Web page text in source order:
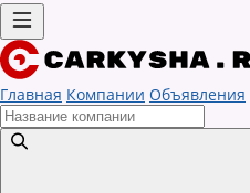
Главная Компании Объявления